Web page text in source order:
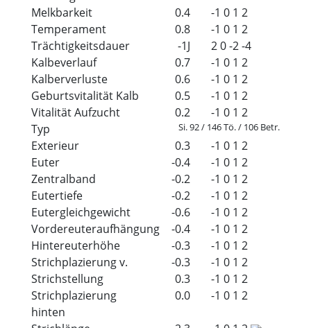
Melkbarkeit
0.4 -1 0 1 2
Temperament
0.8 -1 0 1 2
Trächtigkeitsdauer
-1J 20-2-4
Kalbeverlauf
0.7 -1 0 1 2
Kalberverluste
0.6 -1 0 1 2
Geburtsvitalität Kalb
0.5 -1 0 1 2
Vitalität Aufzucht
0.2 -1 0 1 2
Typ
Si. 92 / 146 Tö. / 106 Betr.
Exterieur 0.3 -1 0 1 2
Euter
-0.4 -1 0 1 2
Zentralband
-0.2 -1 0 1 2
Eutertiefe
-0.2 -1 0 1 2
Eutergleichgewicht
-0.6 -1 0 1 2
Vordereuteraufhängung
-0.4 -1 0 1 2
Hintereuterhöhe
-0.3 -1 0 1 2
Strichplazierung v.
-0.3 -1 0 1 2
Strichstellung
0.3 -1 0 1 2
Strichplazierung
hinten
0.0 -1 0 1 2